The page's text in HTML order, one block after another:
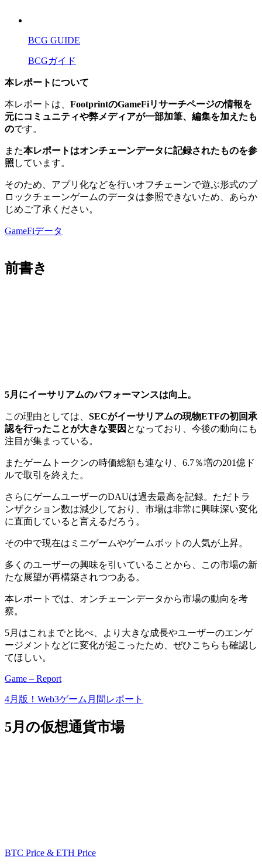
BCG GUIDE
BCGガイド
本レポートについて
本レポートは、 FootprintのGameFiリサーチページの情報を
元にコミュニティや弊メディアが一部加筆、編集を加えたも
のです。
また本レポートはオンチェーンデータに記録されたものを参
照 しています。
そのため、アプリ化などを行いオフチェーンで遊ぶ形式のブ
ロックチェーンゲームのデータは参照できないため、あらか
じめご了承ください。
GameFiデータ
前書き
5月にイーサリアムのパフォーマンスは向上。
この理由としては、 SECがイーサリアムの現物ETFの初回承
認を行ったことが大きな要因 となっており、今後の動向にも
注目が集まっている。
またゲームトークンの時価総額も連なり、6.7％増の201億ド
ルで取引を終えた。
さらにゲームユーザーのDAUは過去最高を記録。 ただトラ
ンザクション数は減少しており、市場は非常に興味深い変化
に直面していると言えるだろう。
その中で現在はミニゲームやゲームボットの人気が上昇。
多くのユーザーの興味を引いていることから、この市場の新
たな展望が再構築されつつある。
本レポートでは、オンチェーンデータから市場の動向を考
察。
5月はこれまでと比べ、より大きな成長やユーザーのエンゲ
ージメントなどに変化が起こったため、ぜひこちらも確認し
てほしい。
Game – Report
4月版！Web3ゲーム月間レポート
5月の仮想通貨市場
BTC Price & ETH Price